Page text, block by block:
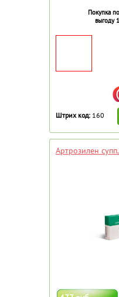
Покупка
выгоду
Штрих код: 160
Артрозилен